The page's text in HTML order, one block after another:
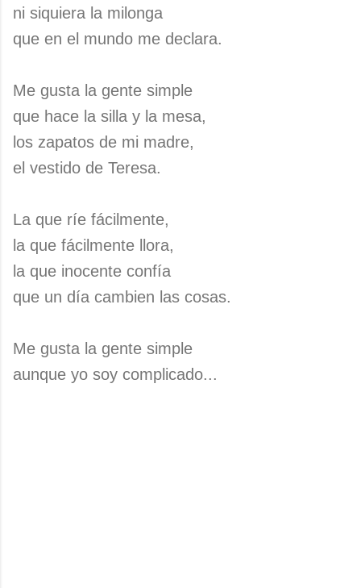
ni siquiera la milonga
que en el mundo me declara.
Me gusta la gente simple
que hace la silla y la mesa,
los zapatos de mi madre,
el vestido de Teresa.
La que ríe fácilmente,
la que fácilmente llora,
la que inocente confía
que un día cambien las cosas.
Me gusta la gente simple
aunque yo soy complicado...